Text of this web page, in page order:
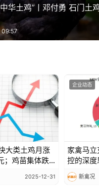
华土鸡”丨邓付勇 石门土
大类土鸡月涨
；鸡苗集体跌
成本高位企稳
2025-12-31
企业动态
家禽马
控的深
病规律、
制的系统
新禽况